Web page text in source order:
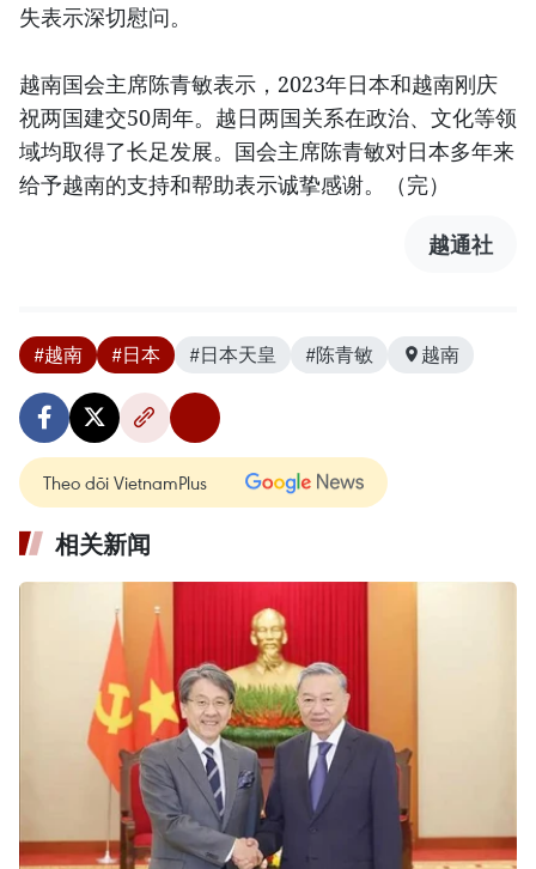
失表示深切慰问。
越南国会主席陈青敏表示，2023年日本和越南刚庆
祝两国建交50周年。越日两国关系在政治、文化等领
域均取得了长足发展。国会主席陈青敏对日本多年来
给予越南的支持和帮助表示诚挚感谢。（完）
越通社
#越南 #日本 #日本天皇 #陈青敏 越南
Theo dõi VietnamPlus
相关新闻